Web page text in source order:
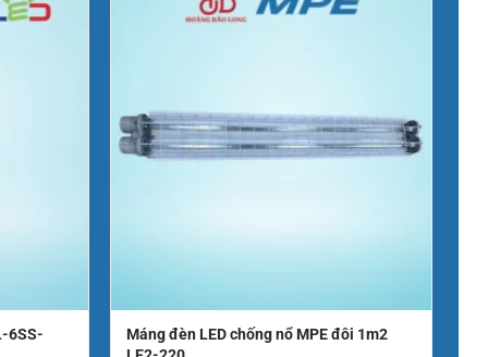
6SS-
Máng đèn LED chống nổ MPE đôi 1m2